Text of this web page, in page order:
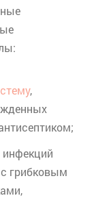
,
инфекций
с грибковым